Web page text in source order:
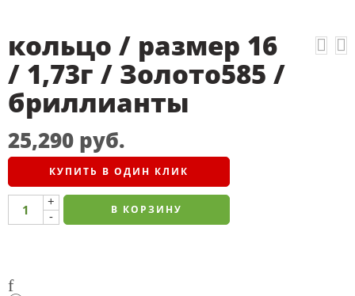
кольцо / размер 16
/ 1,73г / Золото585 /
бриллианты
25,290 руб.
КУПИТЬ В ОДИН КЛИК
+
-
В КОРЗИНУ